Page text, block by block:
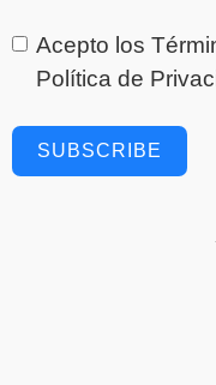
Acepto los
Política de
SUBSCRIBE